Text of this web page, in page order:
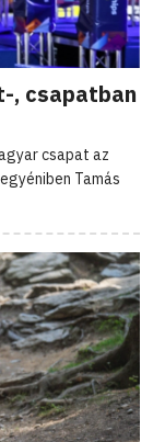
, csapatban
csapat az
Tamás